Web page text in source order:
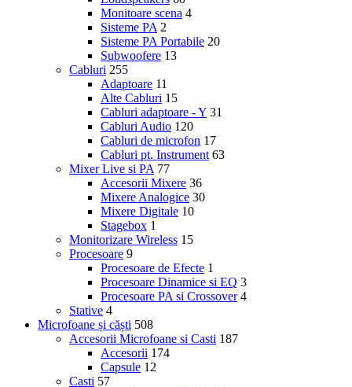
Monitoare scena 4
Sisteme PA 2
Sisteme PA Portabile 20
Subwoofere 13
Cabluri 255
Adaptoare 11
Alte Cabluri 15
Cabluri adaptoare - Y 31
Cabluri Audio 120
Cabluri de microfon 17
Cabluri pt. Instrument 63
Mixer Live si PA 77
Accesorii Mixere 36
Mixere Analogice 30
Mixere Digitale 10
Stagebox 1
Monitorizare Wireless 15
Procesoare 9
Procesoare de Efecte 1
Procesoare Dinamice si EQ 3
Procesoare PA si Crossover 4
Stative 4
Microfoane și căști 508
Accesorii Microfoane si Casti 187
Accesorii 174
Capsule 12
Casti 57